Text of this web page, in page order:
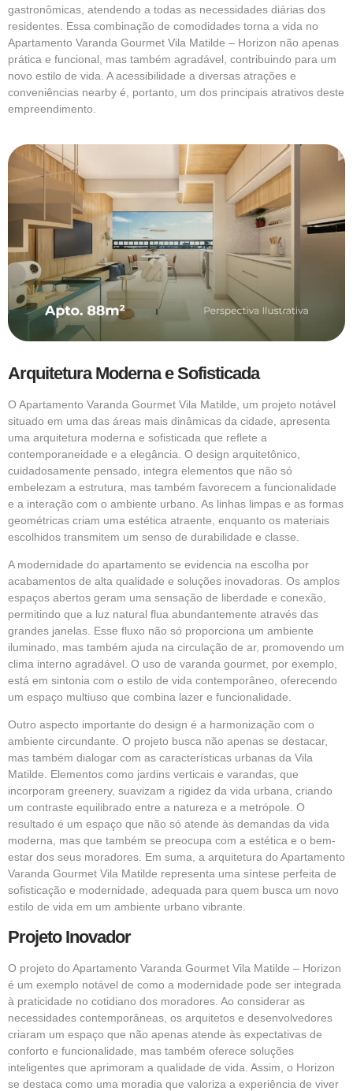
gastronômicas, atendendo a todas as necessidades diárias dos
residentes. Essa combinação de comodidades torna a vida no
Apartamento Varanda Gourmet Vila Matilde – Horizon não apenas
prática e funcional, mas também agradável, contribuindo para um
novo estilo de vida. A acessibilidade a diversas atrações e
conveniências nearby é, portanto, um dos principais atrativos deste
empreendimento.
Arquitetura Moderna e Sofisticada
O Apartamento Varanda Gourmet Vila Matilde, um projeto notável
situado em uma das áreas mais dinâmicas da cidade, apresenta
uma arquitetura moderna e sofisticada que reflete a
contemporaneidade e a elegância. O design arquitetônico,
cuidadosamente pensado, integra elementos que não só
embelezam a estrutura, mas também favorecem a funcionalidade
e a interação com o ambiente urbano. As linhas limpas e as formas
geométricas criam uma estética atraente, enquanto os materiais
escolhidos transmitem um senso de durabilidade e classe.
A modernidade do apartamento se evidencia na escolha por
acabamentos de alta qualidade e soluções inovadoras. Os amplos
espaços abertos geram uma sensação de liberdade e conexão,
permitindo que a luz natural flua abundantemente através das
grandes janelas. Esse fluxo não só proporciona um ambiente
iluminado, mas também ajuda na circulação de ar, promovendo um
clima interno agradável. O uso de varanda gourmet, por exemplo,
está em sintonia com o estilo de vida contemporâneo, oferecendo
um espaço multiuso que combina lazer e funcionalidade.
Outro aspecto importante do design é a harmonização com o
ambiente circundante. O projeto busca não apenas se destacar,
mas também dialogar com as características urbanas da Vila
Matilde. Elementos como jardins verticais e varandas, que
incorporam greenery, suavizam a rigidez da vida urbana, criando
um contraste equilibrado entre a natureza e a metrópole. O
resultado é um espaço que não só atende às demandas da vida
moderna, mas que também se preocupa com a estética e o bem-
estar dos seus moradores. Em suma, a arquitetura do Apartamento
Varanda Gourmet Vila Matilde representa uma síntese perfeita de
sofisticação e modernidade, adequada para quem busca um novo
estilo de vida em um ambiente urbano vibrante.
Projeto Inovador
O projeto do Apartamento Varanda Gourmet Vila Matilde – Horizon
é um exemplo notável de como a modernidade pode ser integrada
à praticidade no cotidiano dos moradores. Ao considerar as
necessidades contemporâneas, os arquitetos e desenvolvedores
criaram um espaço que não apenas atende às expectativas de
conforto e funcionalidade, mas também oferece soluções
inteligentes que aprimoram a qualidade de vida. Assim, o Horizon
se destaca como uma moradia que valoriza a experiência de viver